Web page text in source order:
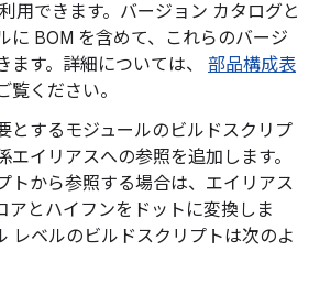
用できます。バージョン カタログと
に BOM を含めて、これらのバージ
ます。詳細については、 部品構成表
覧ください。
とするモジュールのビルドスクリプ
エイリアスへの参照を追加します。
トから参照する場合は、エイリアス
アとハイフンをドットに変換しま
レベルのビルドスクリプトは次のよ